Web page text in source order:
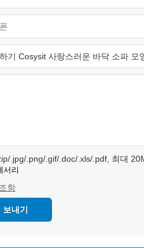
.jpg/.png/.gif/.doc/.xls/.pdf, 최대
서리
항
보내기